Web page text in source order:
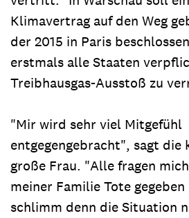
Klimavertrag auf den Weg
der 2015 in Paris
erstmals alle Staaten
Treibhausgas-Ausstoß zu
"Mir wird sehr viel Mitgefühl
entgegengebracht", sagt die
große Frau. "Alle fragen
meiner Familie Tote
schlimm denn die Situation